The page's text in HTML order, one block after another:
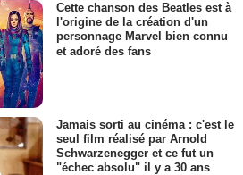
Cette chanson des Beatles est à
l'origine de la création d'un
personnage Marvel bien connu
et adoré des fans
Jamais sorti au cinéma : c'est le
seul film réalisé par Arnold
Schwarzenegger et ce fut un
"échec absolu" il y a 30 ans